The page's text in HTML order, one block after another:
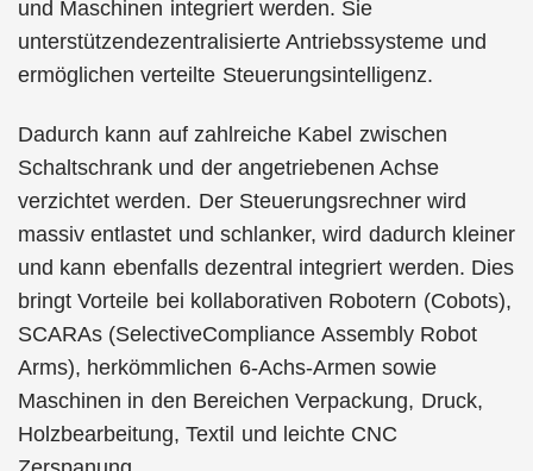
und Maschinen integriert werden. Sie
unterstützendezentralisierte Antriebssysteme und
ermöglichen verteilte Steuerungsintelligenz.
Dadurch kann auf zahlreiche Kabel zwischen
Schaltschrank und der angetriebenen Achse
verzichtet werden. Der Steuerungsrechner wird
massiv entlastet und schlanker, wird dadurch kleiner
und kann ebenfalls dezentral integriert werden. Dies
bringt Vorteile bei kollaborativen Robotern (Cobots),
SCARAs (SelectiveCompliance Assembly Robot
Arms), herkömmlichen 6-Achs-Armen sowie
Maschinen in den Bereichen Verpackung, Druck,
Holzbearbeitung, Textil und leichte CNC